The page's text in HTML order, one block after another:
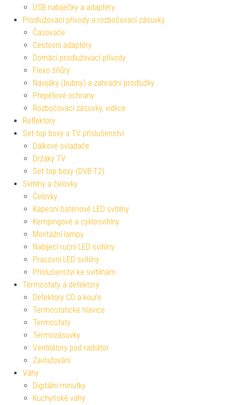
USB nabíječky a adaptéry
Prodlužovací přívody a rozbočovací zásuvky
Časovače
Cestovní adaptéry
Domácí prodlužovací přívody
Flexo šňůry
Navijáky (bubny) a zahradní prodlužky
Přepěťové ochrany
Rozbočovací zásuvky, vidlice
Reflektory
Set top boxy a TV příslušenství
Dálkové ovladače
Držáky TV
Set top boxy (DVB-T2)
Svítilny a čelovky
Čelovky
Kapesní bateriové LED svítilny
Kempingové a cyklosvítilny
Montážní lampy
Nabíjecí ruční LED svítilny
Pracovní LED svítilny
Příslušenství ke svítilnám
Termostaty a detektory
Detektory CO a kouře
Termostatické hlavice
Termostaty
Termozásuvky
Ventilátory pod radiátor
Zavlažování
Váhy
Digitální minutky
Kuchyňské váhy